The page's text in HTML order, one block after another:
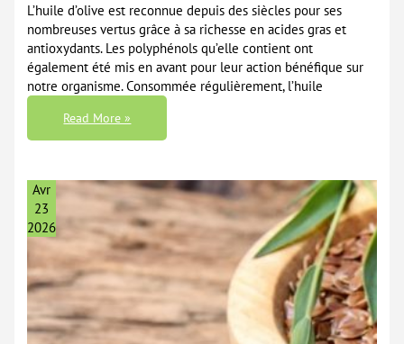
L’huile d’olive est reconnue depuis des siècles pour ses
nombreuses vertus grâce à sa richesse en acides gras et
antioxydants. Les polyphénols qu’elle contient ont
également été mis en avant pour leur action bénéfique sur
notre organisme. Consommée régulièrement, l’huile
Les
Bienfaits
Pour
La
Read More »
Avr
23
2026